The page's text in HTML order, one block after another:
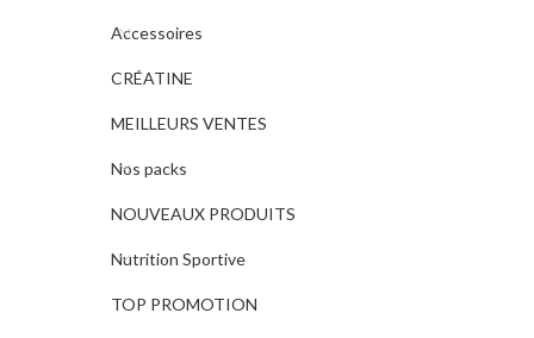
Impact Sport Nutrition
Accessoires
CRÉATINE
MEILLEURS VENTES
Nos packs
NOUVEAUX PRODUITS
Nutrition Sportive
TOP PROMOTION